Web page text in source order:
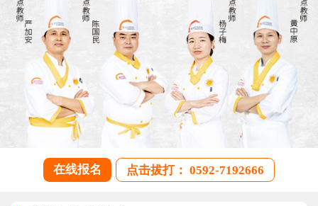
在线报名 点击拔打： 0592-7192666